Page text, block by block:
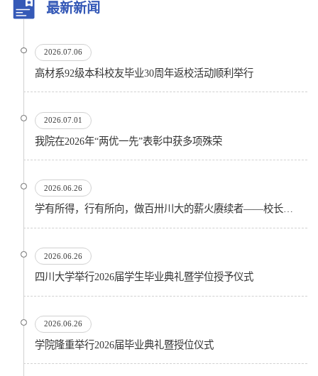
最新新闻
2026.07.06
高材系92级本科校友毕业30周年返校活动顺利举行
2026.07.01
我院在2026年“两优一先”表彰中获多项殊荣
2026.06.26
学有所得，行有所向，做百卅川大的薪火赓续者——校长汪劲松在四川大学2026届学生毕业典礼上的...
2026.06.26
四川大学举行2026届学生毕业典礼暨学位授予仪式
2026.06.26
​学院隆重举行2026届毕业典礼暨授位仪式